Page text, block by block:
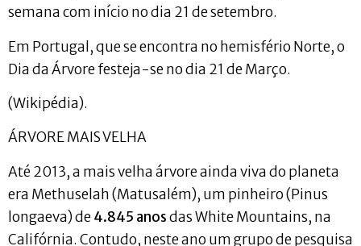
semana com início no dia 21 de setembro.
Em Portugal, que se encontra no hemisfério Norte, o
Dia da Árvore festeja-se no dia 21 de Março.
(Wikipédia).
ÁRVORE MAIS VELHA
Até 2013, a mais velha árvore ainda viva do planeta
era Methuselah (Matusalém), um pinheiro (Pinus
longaeva) de4.845 anosdas White Mountains, na
Califórnia. Contudo, neste ano um grupo de pesquisa